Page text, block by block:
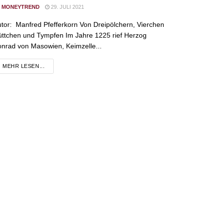
MONEYTREND 29. JULI 2021
Manfred Pfefferkorn Von Dreipölchern, Vierchen
und Tympfen Im Jahre 1225 rief Herzog
von Masowien, Keimzelle...
MEHR LESEN...